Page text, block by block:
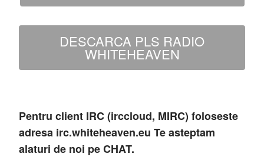
DESCARCA PLS RADIO
WHITEHEAVEN
Pentru client IRC (irccloud, MIRC) foloseste
adresa irc.whiteheaven.eu Te asteptam
alaturi de noi pe CHAT.